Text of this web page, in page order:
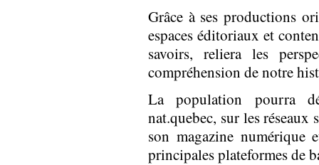
Grâce à ses productions
espaces éditoriaux et
savoirs, reliera les
compréhension de notre
La population pourra
nat.quebec, sur les
son magazine numérique
principales plateformes de